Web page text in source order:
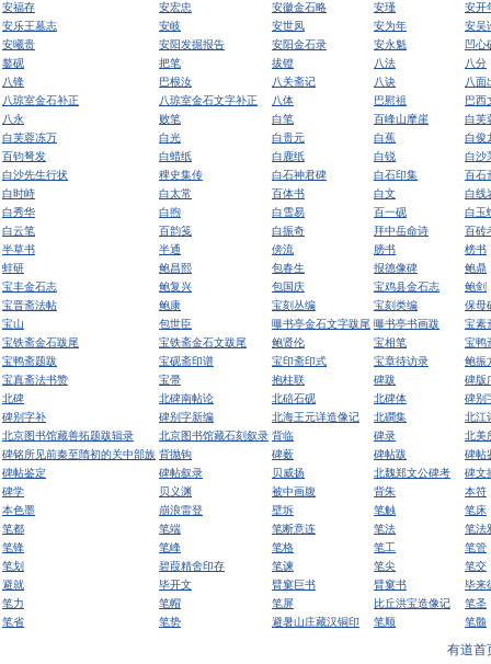
安福存
安宏忠 安徽金石略 安瑾
安开
安乐王墓志
安岐 安世凤 安为年
安吴
安曦贵
安阳发掘报告 安阳金石录 安永魁
凹心
鏊砚
把笔 拔镫 八法
八分
八锋
巴根汝 八关斋记 八诀
八面
八琼室金石补正
八琼室金石文字补正 八体 巴慰祖
巴西
八永
败笔 白笔 百峰山摩崖
白芙
白芙蓉冻万
白光 白贵元 白蕉
白俊
百钧弩发
白蜡纸 白鹿纸 白锐
白沙
白沙先生行状
稗史集传 白石神君碑 白石印集
百石
白时峙
白太常 百体书 白文
白线
白秀华
白煦 白雪易 百一砚
白玉
白云笔
百韵笺 白振奇 拜中岳命诗
百砖
半草书
半通 傍流 膀书
榜书
蚌研
鲍昌熙 包春生 报德像碑
鲍鼎
宝丰金石志
鲍复兴 包国庆 宝鸡县金石志
鲍剑
宝晋斋法帖
鲍康 宝刻丛编 宝刻类编
保母
宝山
包世臣 曝书亭金石文字跋尾 曝书亭书画跋
宝素
宝铁斋金石跋尾
宝铁斋金石文跋尾 鲍贤伦 宝相笔
宝鸭
宝鸭斋题跋
宝砚斋印谱 宝印斋印式 宝章待访录
鲍振
宝真斋法书赞
宝帚 抱柱联 碑跋
碑版
北碑
北碑南帖论 北碚石砚 北碑体
碑别
碑别字补
碑别字新编 北海王元详造像记 北磵集
北江
北京图书馆藏善拓题跋辑录
北京图书馆藏石刻叙录 背临 碑录
北美
碑铭所见前秦至隋初的关中部族 背抛钩 碑薮 碑帖跋
碑帖
碑帖鉴定
碑帖叙录 贝威扬 北魏郑文公碑考
碑文
碑学
贝义渊 被中画腹 背朱
本符
本色墨
崩浪雷登 壁坼 笔触
笔床
笔都
笔端 笔断意连 笔法
笔法
笔锋
笔峰 笔格 笔工
笔管
笔划
碧葭精舍印存 笔谏 笔尖
笔交
避就
毕开文 臂窠巨书 臂窠书
毕来
笔力
笔帽 笔屏 比丘洪宝造像记
笔圣
笔省
笔势 避暑山庄藏汉铜印 笔顺 笔髓
有道首